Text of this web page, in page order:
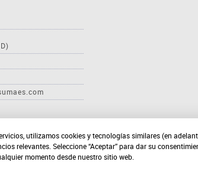
utilizamos cookies y tecnologías similares (en
relevantes. Seleccione “Aceptar” para dar su
momento desde nuestro sitio web.